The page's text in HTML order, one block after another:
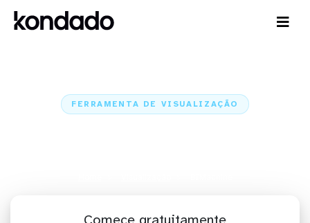
FERRAMENTA DE VISUALIZAÇÃO